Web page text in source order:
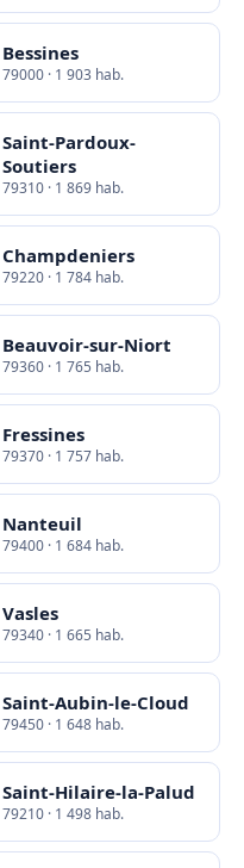
Bessines
79000 · 1 903 hab.
Saint-Pardoux-
Soutiers
79310 · 1 869 hab.
Champdeniers
79220 · 1 784 hab.
Beauvoir-sur-Niort
79360 · 1 765 hab.
Fressines
79370 · 1 757 hab.
Nanteuil
79400 · 1 684 hab.
Vasles
79340 · 1 665 hab.
Saint-Aubin-le-Cloud
79450 · 1 648 hab.
Saint-Hilaire-la-Palud
79210 · 1 498 hab.